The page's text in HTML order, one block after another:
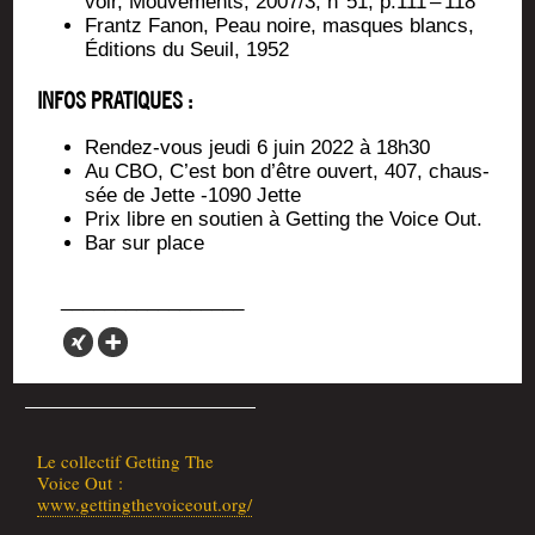
Le col­lec­tif Get­ting The
Voice Out :
www.gettingthevoiceout.org/
Frantz Fanon, Peau noire, masques blancs,
Édi­tions du Seuil, 1952
INFOS PRATIQUES :
Ren­dez-vous jeu­di 6 juin 2022 à 18h30
Au CBO, C’est bon d’être ouvert, 407, chaus­
sée de Jette ‑1090 Jette
Prix libre en sou­tien à Get­ting the Voice Out.
Bar sur place